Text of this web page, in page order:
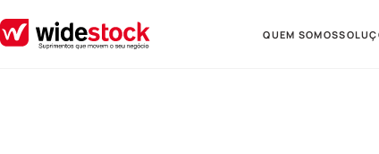
QUEM SOMOS